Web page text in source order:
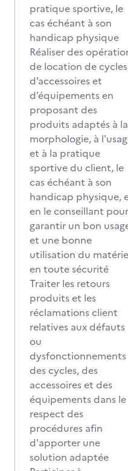
pratique sportive, le
cas échéant à son
handicap physique
Réaliser des
de location de
d’accessoires et
d’équipements en
proposant des
produits adaptés à la
morphologie, à
et à la pratique
sportive du client, le
cas échéant à son
handicap physique,
en le conseillant pour
garantir un bon
et une bonne
utilisation du
en toute sécurité
Traiter les retours
produits et les
réclamations client
relatives aux défauts
ou
dysfonctionnements
des cycles, des
accessoires et des
équipements dans le
respect des
procédures afin
d'apporter une
solution adaptée